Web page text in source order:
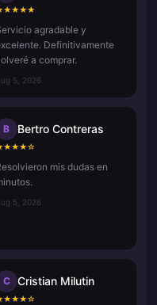
★★★★
agradable y
Definitivamente
a comprar.
5, 2026
B Bertro Contreras
★★★☆
mis dudas en
5, 2026
C Cristian Milutin
★★★☆